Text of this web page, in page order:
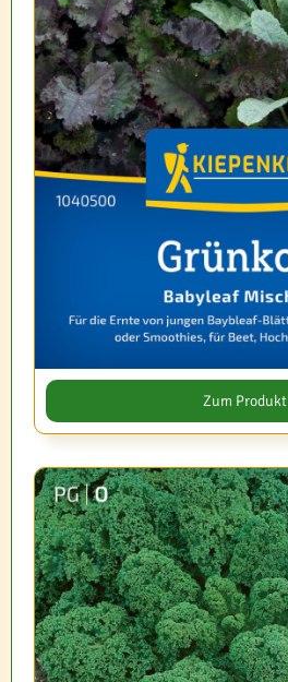
Zum Produkt